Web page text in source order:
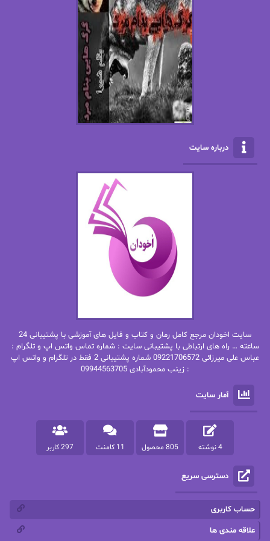
اصغر زاده
اکرم محمدی
الف صاد
الکساندر دوما
الناز پاکپور‌
الناز محمدی
امیر فرهی
باران
بهار سلطانی
بهاره شیرازی
بهاره.م
بیتا فرخی
پاتریشیا ویلسون پرتو فرهمند
پرستو اسحقی
پرستو مهاجر
پرهام رسولی
پروانه قدیمی پروانه محمدی
پریسا شکور(طوفان خاموش)
پنلوپه وارد
درباره سایت
سایت اخودان مرجع کامل رمان و کتاب و فایل های آموزشی با پشتیبانی 24
ساعته … راه های ارتباطی با پشتیبانی سایت : شماره تماس واتس اپ و تلگرام :
عباس علی میرزائی 09221706572 شماره پشتیبانی 2 فقط در تلگرام و واتس اپ
: زینب محمودآبادی 09944563705
آمار سایت
4 نوشته 805 محصول 11 کامنت 297 کاربر
دسترسی سریع
حساب کاربری
علاقه مندی ها